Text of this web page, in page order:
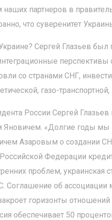
партнеров в
что суверенитет
Сергей Глазьев был
со странами СНГ,
газо-
России Сергей
Яновичем. «Долгие годы мы
Азаровым о создании
Федерации
проблем, украинская
Соглашение об
горизонты
обеспечивает 50